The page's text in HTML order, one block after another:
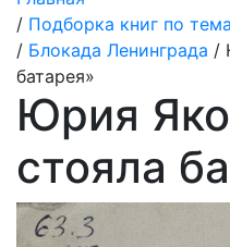
/ Подборка книг по
/ Блокада Ленинграда /
батарея»
Юрия
стояла